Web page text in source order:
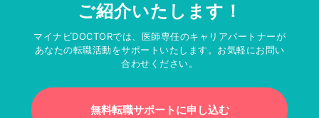
ご紹介いたします！
マイナビDOCTORでは、医師専任のキャリアパートナーが
あなたの転職活動をサポートいたします。お気軽にお問い
合わせください。
無料転職サポートに申し込む